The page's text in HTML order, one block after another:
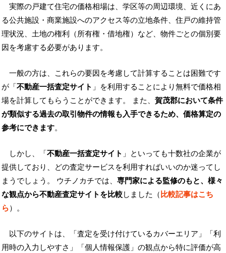
実際の戸建て住宅の価格相場は、学区等の周辺環境、近くにあ
る公共施設・商業施設へのアクセス等の立地条件、住戸の維持管
理状況、土地の権利（所有権・借地権）など、物件ごとの個別要
因を考慮する必要があります。
一般の方は、これらの要因を考慮して計算することは困難です
が「不動産一括査定サイト 」を利用することにより無料で価格相
場を計算してもらうことができます。 また、賀茂郡において条件
が類似する過去の取引物件の情報も入手できるため、価格算定の
参考にできます。
しかし、「不動産一括査定サイト 」といっても十数社の企業が
提供しており、どの査定サービスを利用すればいいのか迷ってし
まうでしょう。 ウチノカチでは、 専門家による監修のもと、様々
な観点から不動産査定サイトを比較しました（比較記事はこち
ら）。
以下のサイトは、「査定を受け付けているカバーエリア」「利
用時の入力しやすさ」「個人情報保護」の観点から特に評価が高